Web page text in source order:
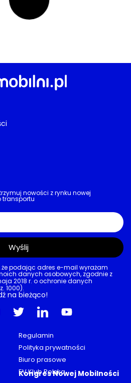
„elektryk” z Crewe
zagra na…
wjeżdża do Europy:
35,6 tys. euro i
TRANSPORTU
18,7 mln zł z
SCT
ale…